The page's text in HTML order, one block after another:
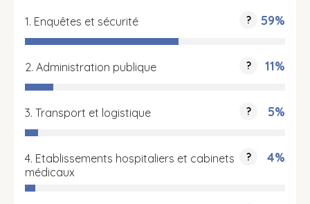
1. Enquêtes et sécurité ? 59%
2. Administration publique ? 11%
3. Transport et logistique ? 5%
4. Etablissements hospitaliers et cabinets
médicaux
? 4%